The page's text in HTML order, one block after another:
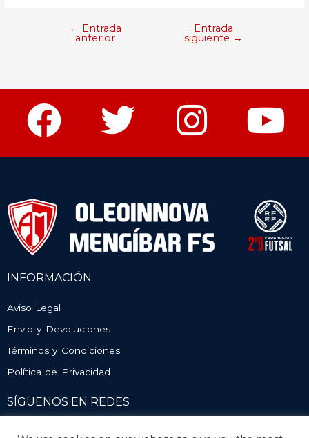
← Entrada
anterior
Entrada
siguiente →
INFORMACIÓN
Aviso Legal
Envío y Devoluciones
Términos y Condiciones
Política de Privacidad
SÍGUENOS EN REDES